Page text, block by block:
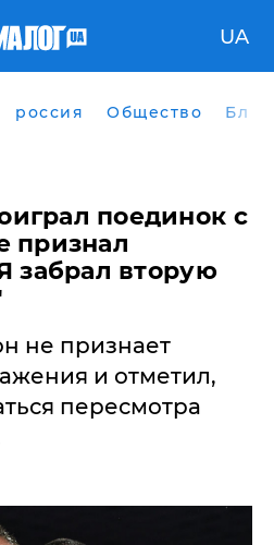
UA
россия Общество
поединок с
признал
забрал вторую
не признает
и отметил,
пересмотра